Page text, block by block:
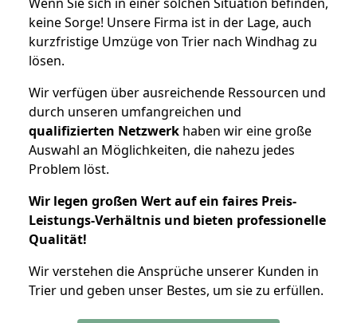
keine Sorge! Unsere Firma ist in der Lage, auch
kurzfristige Umzüge von Trier nach Windhag zu
lösen.
Wir verfügen über ausreichende Ressourcen und
durch unseren umfangreichen und
qualifizierten Netzwerk haben wir eine große
Auswahl an Möglichkeiten, die nahezu jedes
Problem löst.
Wir legen großen Wert auf ein faires Preis-
Leistungs-Verhältnis und bieten professionelle
Qualität!
Wir verstehen die Ansprüche unserer Kunden in
Trier und geben unser Bestes, um sie zu erfüllen.